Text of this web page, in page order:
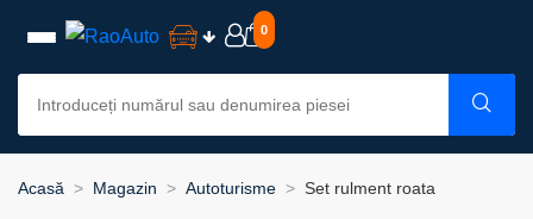
0
Acasă Magazin Autoturisme Set rulment roata